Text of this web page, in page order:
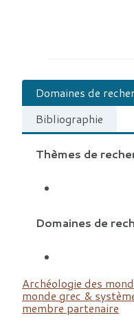
Domaines de
Bibliographie
Thèmes de
Domaines de
Archéologie des
monde grec &
membre partenaire